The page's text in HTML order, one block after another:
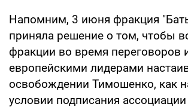
Напомним, 3 июня фракция
приняла решение о том, чтобы
фракции во время переговоров
европейскими лидерами
освобождении Тимошенко, как
условии подписания